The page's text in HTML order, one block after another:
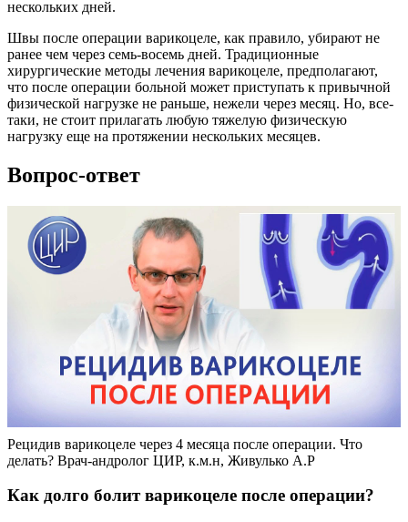
нескольких дней.
Швы после операции варикоцеле, как правило, убирают не
ранее чем через семь-восемь дней. Традиционные
хирургические методы лечения варикоцеле, предполагают,
что после операции больной может приступать к привычной
физической нагрузке не раньше, нежели через месяц. Но, все-
таки, не стоит прилагать любую тяжелую физическую
нагрузку еще на протяжении нескольких месяцев.
Вопрос-ответ
Рецидив варикоцеле через 4 месяца после операции. Что
делать? Врач-андролог ЦИР, к.м.н, Живулько А.Р
Как долго болит варикоцеле после операции?